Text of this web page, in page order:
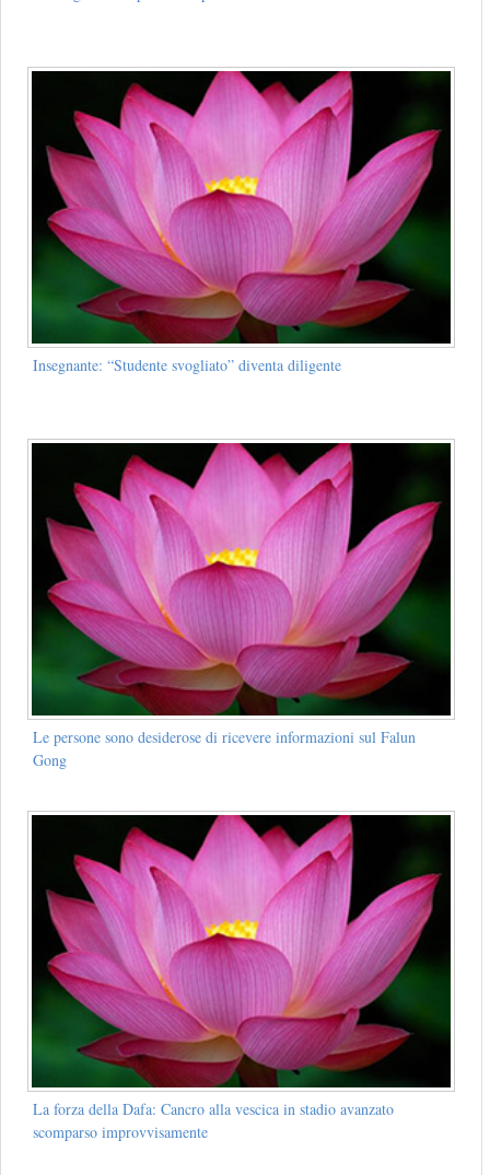
Insegnante: “Studente svogliato” diventa diligente
Le persone sono desiderose di ricevere informazioni sul Falun
Gong
La forza della Dafa: Cancro alla vescica in stadio avanzato
scomparso improvvisamente